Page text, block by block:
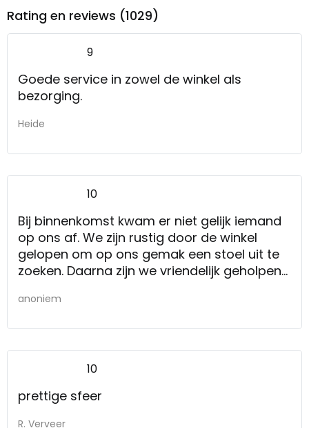
Rating en reviews (1029)
9
Goede service in zowel de winkel als
bezorging.
Heide
10
Bij binnenkomst kwam er niet gelijk iemand
op ons af. We zijn rustig door de winkel
gelopen om op ons gemak een stoel uit te
zoeken. Daarna zijn we vriendelijk geholpen
De stoel kwam eerder dan afgesproken.
kwaliteit van de producten en wat er
eventueel mogelijk is op het gebied van
anoniem
10
prettige sfeer
R. Verveer